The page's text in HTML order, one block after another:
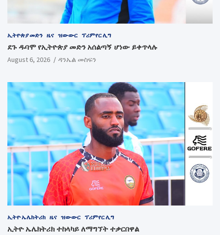
ኢትዮጵያ መድን ዜና ዝውውር ፕሪምየር ሊግ
ደጉ ዱባሞ የኢትዮጵያ መድን አሰልጣኝ ሆነው ይቀጥላሉ
August 6, 2026 ዳንኤል መስፍን
ኢትዮ ኤሌክትሪክ ዜና ዝውውር ፕሪምየር ሊግ
ኢትዮ ኤሌክትሪክ ተከላካይ ለማግኘት ተቃርበዋል